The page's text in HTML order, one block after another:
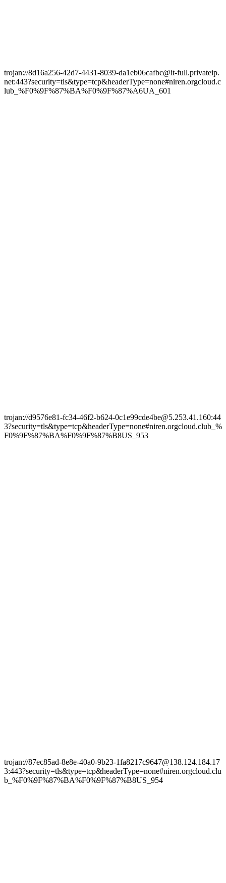
trojan://8d16a256-42d7-4431-8039-da1eb06cafbc@it-full.privateip.
net:443?security=tls&type=tcp&headerType=none#niren.orgcloud.c
lub_%F0%9F%87%BA%F0%9F%87%A6UA_601
trojan://d9576e81-fc34-46f2-b624-0c1e99cde4be@5.253.41.160:44
3?security=tls&type=tcp&headerType=none#niren.orgcloud.club_%
F0%9F%87%BA%F0%9F%87%B8US_953
trojan://87ec85ad-8e8e-40a0-9b23-1fa8217c9647@138.124.184.17
3:443?security=tls&type=tcp&headerType=none#niren.orgcloud.clu
b_%F0%9F%87%BA%F0%9F%87%B8US_954